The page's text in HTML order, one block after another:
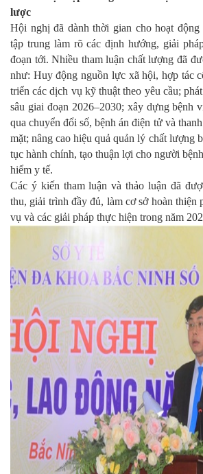
lược
Hội nghị đã dành thời gian cho hoạt động
tập trung làm rõ các định hướng, giải
đoạn tới. Nhiều tham luận chất lượng đã
như: Huy động nguồn lực xã hội, hợp tác
triển các dịch vụ kỹ thuật theo yêu cầu;
sâu giai đoạn 2026–2030; xây dựng bệnh
qua chuyển đổi số, bệnh án điện tử và
mặt; nâng cao hiệu quả quản lý chất lượng
tục hành chính, tạo thuận lợi cho người
hiểm y tế.
Các ý kiến tham luận và thảo luận đã
thu, giải trình đầy đủ, làm cơ sở hoàn thiện
vụ và các giải pháp thực hiện trong năm